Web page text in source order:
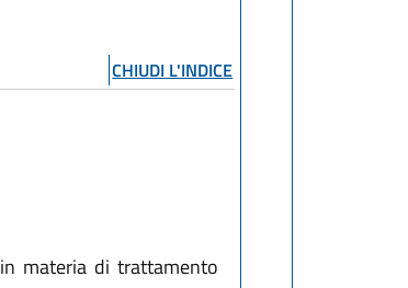
CHIUDI L'INDICE
materia di trattamento